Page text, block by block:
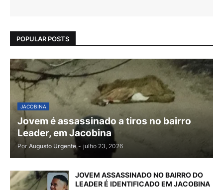
POPULAR POSTS
JACOBINA
Jovem é assassinado a tiros no bairro
Leader, em Jacobina
Por Augusto Urgente - julho 23, 2026
JOVEM ASSASSINADO NO BAIRRO DO
LEADER É IDENTIFICADO EM JACOBINA